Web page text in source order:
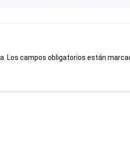
Los campos obligatorios están